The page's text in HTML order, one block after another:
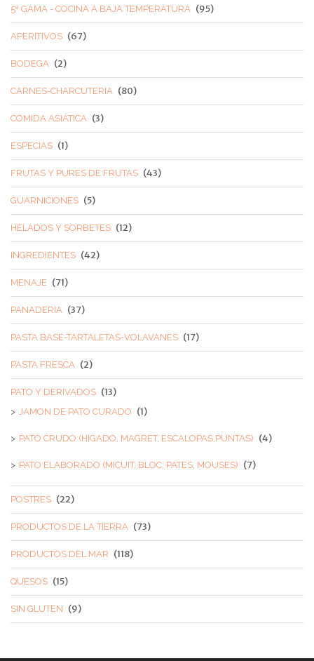
5ª GAMA - COCINA A BAJA TEMPERATURA (95)
APERITIVOS (67)
BODEGA (2)
CARNES-CHARCUTERIA (80)
COMIDA ASIÁTICA (3)
ESPECIAS (1)
FRUTAS Y PURES DE FRUTAS (43)
GUARNICIONES (5)
HELADOS Y SORBETES (12)
INGREDIENTES (42)
MENAJE (71)
PANADERIA (37)
PASTA BASE-TARTALETAS-VOLAVANES (17)
PASTA FRESCA (2)
PATO Y DERIVADOS (13)
JAMON DE PATO CURADO (1)
PATO CRUDO (HIGADO, MAGRET, ESCALOPAS,PUNTAS) (4)
PATO ELABORADO (MICUIT, BLOC, PATES, MOUSES) (7)
POSTRES (22)
PRODUCTOS DE LA TIERRA (73)
PRODUCTOS DEL MAR (118)
QUESOS (15)
SIN GLUTEN (9)